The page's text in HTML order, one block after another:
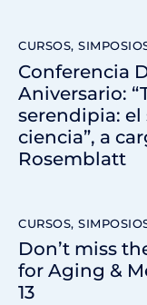
CURSOS,
Conferencia
Aniversario:
serendipia:
ciencia”, a
Rosemblatt
CURSOS,
Don’t miss
for Aging &
13